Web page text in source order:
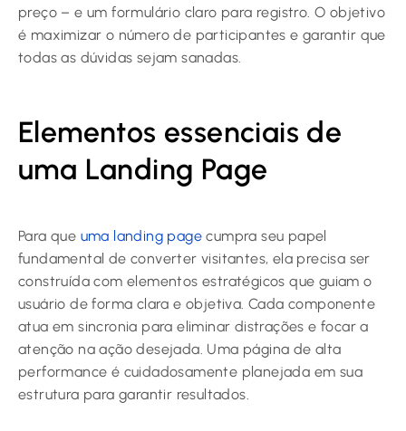
preço – e um formulário claro para registro. O objetivo
é maximizar o número de participantes e garantir que
todas as dúvidas sejam sanadas.
Elementos essenciais de
uma Landing Page
Para que uma landing page cumpra seu papel
fundamental de converter visitantes, ela precisa ser
construída com elementos estratégicos que guiam o
usuário de forma clara e objetiva. Cada componente
atua em sincronia para eliminar distrações e focar a
atenção na ação desejada. Uma página de alta
performance é cuidadosamente planejada em sua
estrutura para garantir resultados.